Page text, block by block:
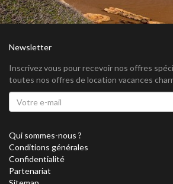
Newsletter
Inscrivez vous pour recevoir nos offres
toutes nos offres de location vacances
Qui sommes-nous ?
Conditions générales
Confidentialité
Partenariat